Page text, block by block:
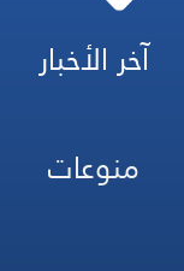
آخر الأخبار
منوعات